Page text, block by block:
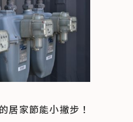
居家節能小撇步！